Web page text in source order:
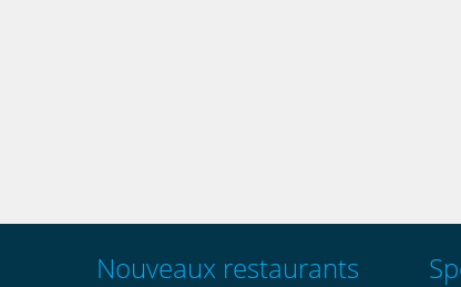
Nouveaux restaurants